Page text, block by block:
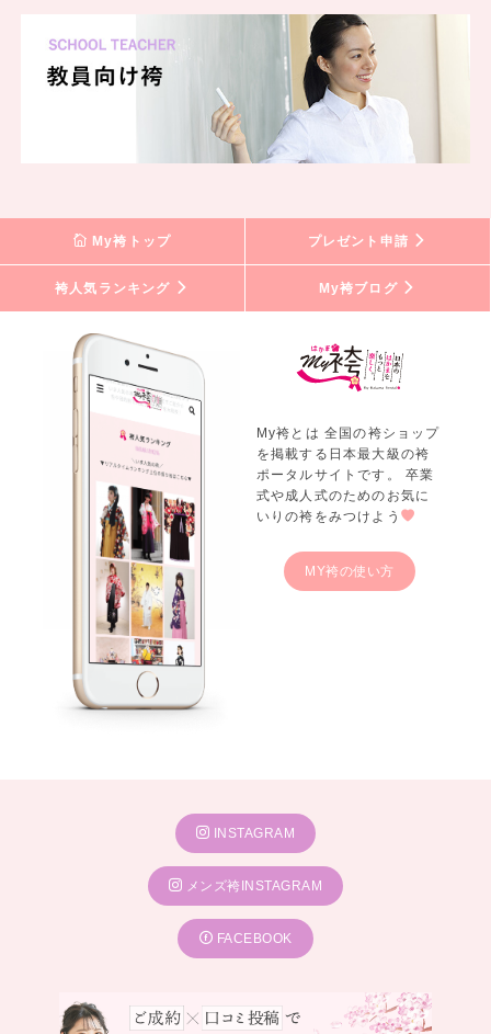
My袴トップ プレゼント申請
袴人気ランキング My袴ブログ
My袴とは 全国の袴ショップ
を掲載する日本最大級の袴
ポータルサイトです。 卒業
式や成人式のためのお気に
いりの袴をみつけよう
MY袴の使い方
INSTAGRAM
メンズ袴INSTAGRAM
FACEBOOK